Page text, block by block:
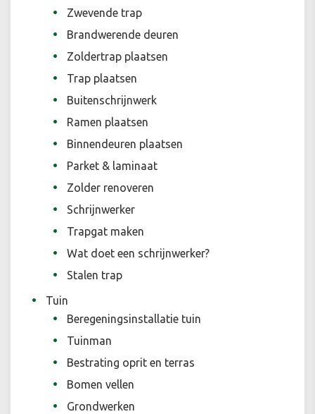
Zwevende trap
Brandwerende deuren
Zoldertrap plaatsen
Trap plaatsen
Buitenschrijnwerk
Ramen plaatsen
Binnendeuren plaatsen
Parket & laminaat
Zolder renoveren
Schrijnwerker
Trapgat maken
Wat doet een schrijnwerker?
Stalen trap
Tuin
Beregeningsinstallatie tuin
Tuinman
Bestrating oprit en terras
Bomen vellen
Grondwerken